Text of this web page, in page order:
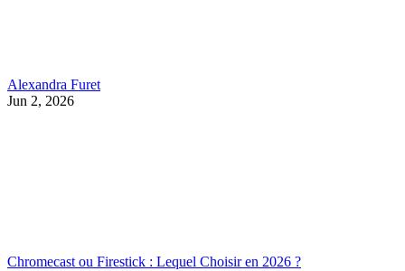
Alexandra Furet
Jun 2, 2026
Chromecast ou Firestick : Lequel Choisir en 2026 ?